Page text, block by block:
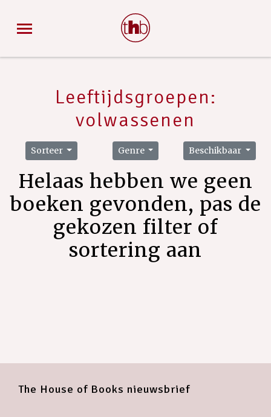
Leeftijdsgroepen:
volwassenen
Sorteer Genre Beschikbaar
Helaas hebben we geen
boeken gevonden, pas de
gekozen filter of
sortering aan
The House of Books nieuwsbrief